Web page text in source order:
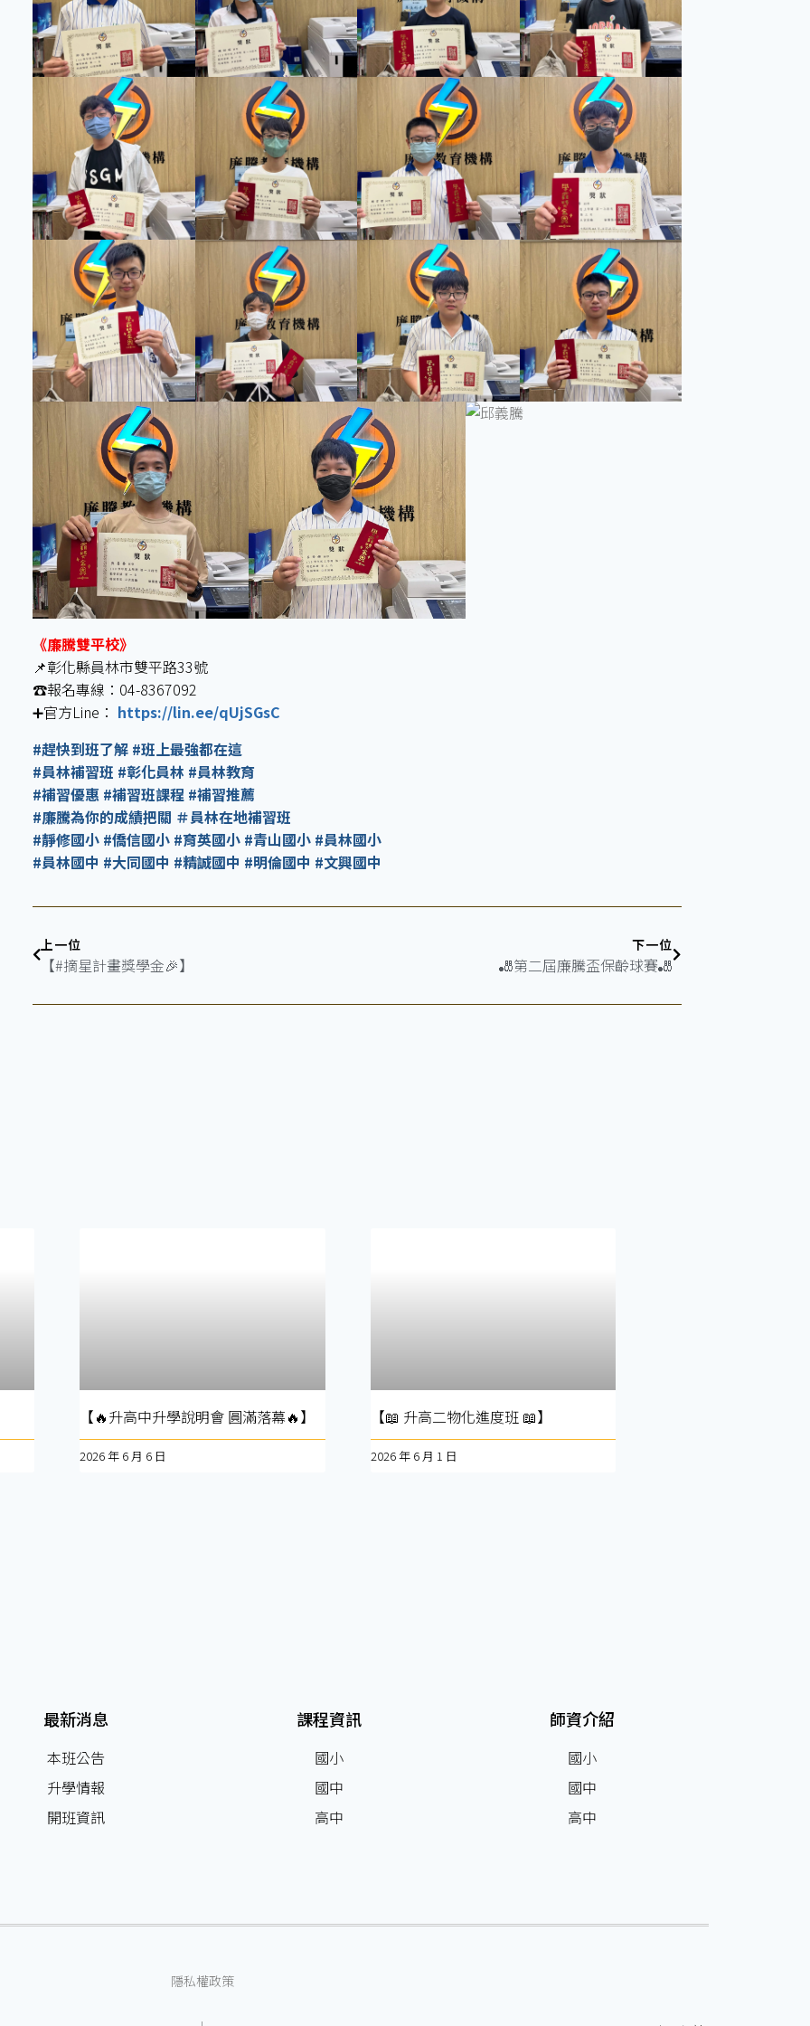
《廉騰雙平校》
📌彰化縣員林市雙平路33號
☎️報名專線：04-8367092
➕官方Line： https://lin.ee/qUjSGsC
#趕快到班了解 #班上最強都在這
#員林補習班 #彰化員林 #員林教育
#補習優惠 #補習班課程 #補習推薦
#廉騰為你的成績把關 ＃員林在地補習班
#靜修國小 #僑信國小 #育英國小 #青山國小 #員林國小
#員林國中 #大同國中 #精誠國中 #明倫國中 #文興國中
上一位
【#摘星計畫獎學金🎉】
下一位
🎳第二屆廉騰盃保齡球賽🎳
【🔥升高中升學說明會 圓滿落幕🔥】
2026 年 6 月 6 日
【📖 升高二物化進度班 📖】
2026 年 6 月 1 日
最新消息
本班公告
升學情報
開班資訊
課程資訊
國小
國中
高中
師資介紹
國小
國中
高中
隱私權政策